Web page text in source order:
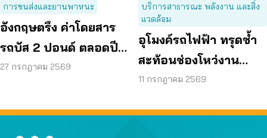
การขนส่งและยานพาหนะ
อังกฤษตรึง ค่าโดยสาร
รถบัส 2 ปอนด์ ตลอดปี
70 ลดค่าครองชีพ
27 กรกฎาคม 2569
บริการสาธารณะ พลังงาน และสิ่ง
แวดล้อม
อุโมงค์รถไฟฟ้า ทรุดซ้ำ
สะท้อนช่องโหว่งาน
ก่อสร้าง จี้ตรวจ
11 กรกฎาคม 2569